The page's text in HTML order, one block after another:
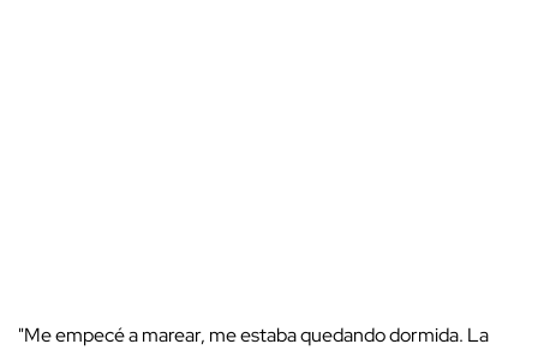
"Me empecé a marear, me estaba quedando dormida. La